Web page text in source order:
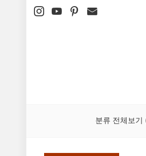
본문 바로가기
분류 전체보기